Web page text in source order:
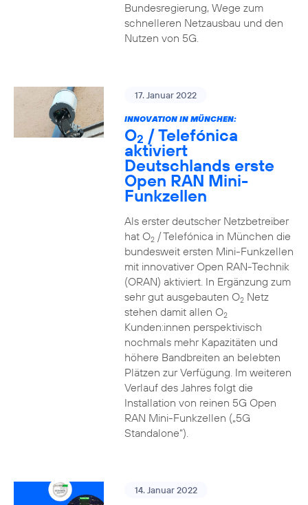
Bundesregierung, Wege zum
schnelleren Netzausbau und den
Nutzen von 5G.
17. Januar 2022
INNOVATION IN MÜNCHEN:
O2 / Telefónica
aktiviert
Deutschlands erste
Open RAN Mini-
Funkzellen
Als erster deutscher Netzbetreiber
hat O2/ Telefónica in München die
bundesweit ersten Mini-Funkzellen
mit innovativer Open RAN-Technik
(ORAN) aktiviert. In Ergänzung zum
sehr gut ausgebauten O2Netz
stehen damit allen O2
Kunden:innen perspektivisch
nochmals mehr Kapazitäten und
höhere Bandbreiten an belebten
Plätzen zur Verfügung. Im weiteren
Verlauf des Jahres folgt die
Installation von reinen 5G Open
RAN Mini-Funkzellen („5G
Standalone“).
14. Januar 2022